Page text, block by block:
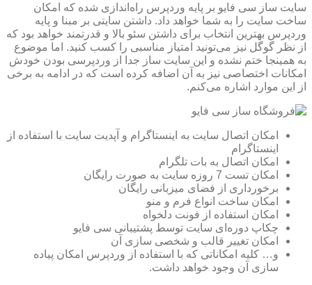
سایت ساز سی فایو بر پایه وردپرس راه‌اندازی شده که امکان
ساخت سایت را به شما خواهد داد. داشتن سایتی بر مبنا و پایه
وردپرس بهترین انتخاب برای داشتن سئو بالا و قدرتمند خواهد بود که
از نظر گوگل نیز می‌تونید امتیاز مناسبی را کسب کنید. اما موضوع
به همینجا ختم نشده و این سایت ساز جدا از وردپرسی بودن خودش
امکانات اختصاصی نیز به آن اضافه کرده است که در ادامه به برخی
از این موارد اشاره می‌کنم.
امکان اتصال سایت به اینستاگرام و آپدیت سایت با استفاده از
اینستاگرام
امکان اتصال به بات تلگرام
امکان تست 7 روزه سایت به صورت رایگان
برخورداری از فضای میزبانی رایگان
امکان ساخت انواع فرم و منو
امکان استفاده از فونت دلخواه
چکاپ دوره‌ای سایت توسط پشتیبانی سی فایو
امکان تغییر قالب و شخصی سازی آن
و… کلیه امکاناتی که با استفاده از وردپرس امکان پیاده
سازی آن وجود خواهد داشت.